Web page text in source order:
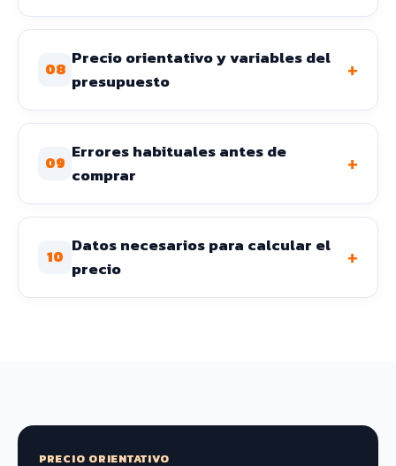
08
Precio orientativo y variables del
presupuesto
+
09
Errores habituales antes de
comprar
+
10
Datos necesarios para calcular el
precio
+
PRECIO ORIENTATIVO